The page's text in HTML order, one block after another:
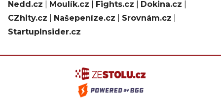
Nedd.cz
Moulík.cz Fights.cz Dokina.cz
CZhity.cz
Našepeníze.cz Srovnám.cz
StartupInsider.cz